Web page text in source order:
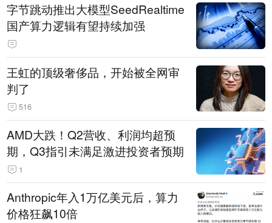
字节跳动推出大模型SeedRealtime
国产算力逻辑有望持续加强
王虹的顶级奢侈品，开始被全网审
判了
516
AMD大跌！Q2营收、利润均超预
期，Q3指引未满足激进投资者预期
1
Anthropic年入1万亿美元后，算力
价格狂飙10倍